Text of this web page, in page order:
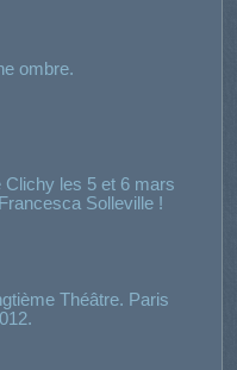
ombre.
Clichy les 5 et 6 mars
Solleville !
Théâtre. Paris